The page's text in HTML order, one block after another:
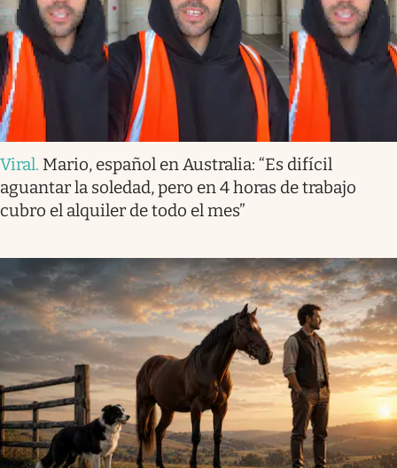
Viral. Mario, español en Australia: “Es difícil
aguantar la soledad, pero en 4 horas de trabajo
cubro el alquiler de todo el mes”